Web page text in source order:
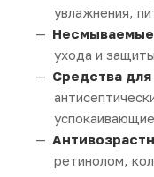
увлажнения,
ухода и
Средства
ретинолом,